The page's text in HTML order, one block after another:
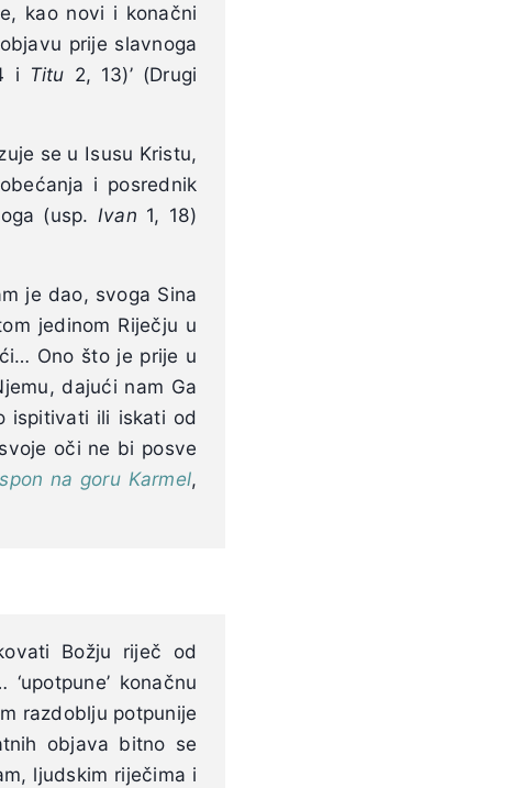
kao novi i konačni
prije slavnoga
i Titu 2, 13)’ (Drugi
se u Isusu Kristu,
i posrednik
(usp. Ivan 1, 18)
je dao, svoga Sina
jedinom Riječju u
Ono što je prije u
dajući nam Ga
ispitivati ili iskati od
oči ne bi posve
na goru Karmel,
Božju riječ od
konačnu
razdoblju potpunije
objava bitno se
ljudskim riječima i